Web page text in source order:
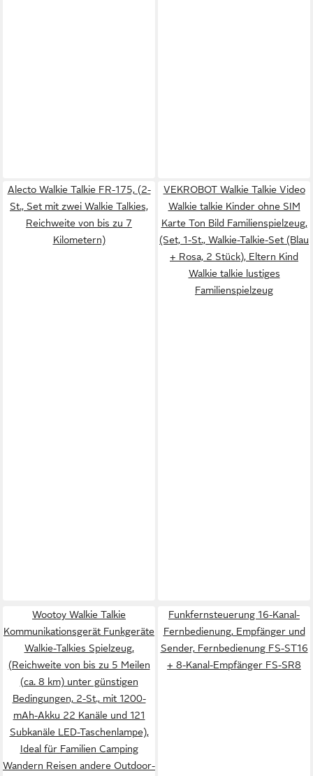
Alecto Walkie Talkie FR-175, (2-
St., Set mit zwei Walkie Talkies,
Reichweite von bis zu 7
Kilometern)
VEKROBOT Walkie Talkie Video
Walkie talkie Kinder ohne SIM
Karte Ton Bild Familienspielzeug,
(Set, 1-St., Walkie-Talkie-Set (Blau
+ Rosa, 2 Stück), Eltern Kind
Walkie talkie lustiges
Familienspielzeug
Wootoy Walkie Talkie
Kommunikationsgerät Funkgeräte
Walkie-Talkies Spielzeug,
(Reichweite von bis zu 5 Meilen
(ca. 8 km) unter günstigen
Bedingungen, 2-St., mit 1200-
mAh-Akku 22 Kanäle und 121
Subkanäle LED-Taschenlampe),
Ideal für Familien Camping
Wandern Reisen andere Outdoor-
Funkfernsteuerung 16-Kanal-
Fernbedienung, Empfänger und
Sender, Fernbedienung FS-ST16
+ 8-Kanal-Empfänger FS-SR8